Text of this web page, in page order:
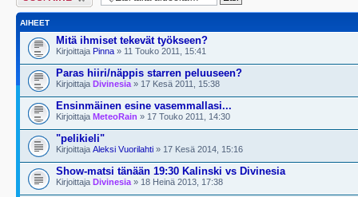
AIHEET
Mitä ihmiset tekevät työkseen?
Kirjoittaja Pinna » 11 Touko 2011, 15:41
Paras hiiri/näppis starren peluuseen?
Kirjoittaja Divinesia » 17 Kesä 2011, 15:38
Ensinmäinen esine vasemmallasi...
Kirjoittaja MeteoRain » 17 Touko 2011, 14:30
"pelikieli"
Kirjoittaja Aleksi Vuorilahti » 17 Kesä 2014, 15:16
Show-matsi tänään 19:30 Kalinski vs Divinesia
Kirjoittaja Divinesia » 18 Heinä 2013, 17:38